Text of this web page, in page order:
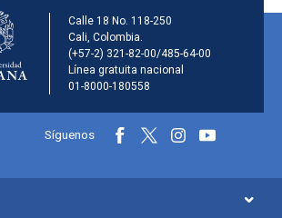
Información de la
Calle 18 No. 118-250
Cali, Colombia.
(+57-2) 321-82-00/485-64-00
Línea gratuita nacional
01-8000-180558
Información y redes sociales
Síguenos
del footer